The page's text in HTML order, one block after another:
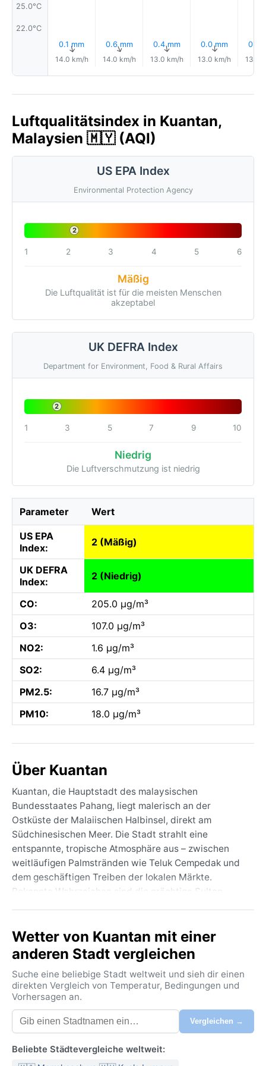
25.0°C
22.0°C
0.1 mm
↑
14.0 km/h
0.6 mm
↑
14.0 km/h
0.4 mm
↑
13.0 km/h
0.0 mm
↑
13.0 km/h
0.0
13.0
Luftqualitätsindex in Kuantan,
Malaysien 🇲🇾 (AQI)
US EPA Index
Environmental Protection Agency
2
1 2 3 4 5 6
Mäßig
Die Luftqualität ist für die meisten Menschen
akzeptabel
UK DEFRA Index
Department for Environment, Food & Rural Affairs
2
1 3 5 7 9 10
Niedrig
Die Luftverschmutzung ist niedrig
Parameter Wert
US EPA
Index:
2 (Mäßig)
UK DEFRA
Index:
2 (Niedrig)
CO:
205.0 µg/m³
O3:
107.0 µg/m³
NO2:
1.6 µg/m³
SO2:
6.4 µg/m³
PM2.5:
16.7 µg/m³
PM10:
18.0 µg/m³
Über Kuantan
Kuantan, die Hauptstadt des malaysischen
Bundesstaates Pahang, liegt malerisch an der
Ostküste der Malaiischen Halbinsel, direkt am
Südchinesischen Meer. Die Stadt strahlt eine
entspannte, tropische Atmosphäre aus – zwischen
weitläufigen Palmstränden wie Teluk Cempedak und
dem geschäftigen Treiben der lokalen Märkte.
Bekannte Wahrzeichen sind die prächtige Sultan-
Kuantan von dichten Regenwäldern und sanften
Hügeln umgeben, während der Fluss Sungai Kuantan
sich durch das Stadtzentrum schlängelt. Die
Mischung aus traditionellen Fischerdörfern und
moderner Infrastruktur verleiht der Stadt einen
unverwechselbaren, authentischen Charakter.
Das Klima in Kuantan ist nach der Köppen-
Ganzjährig herrschen hohe Temperaturen von
Wetter von Kuantan mit einer
anderen Stadt vergleichen
Suche eine beliebige Stadt weltweit und sieh dir einen
direkten Vergleich von Temperatur, Bedingungen und
Vorhersagen an.
Vergleichen →
Beliebte Städtevergleiche weltweit: